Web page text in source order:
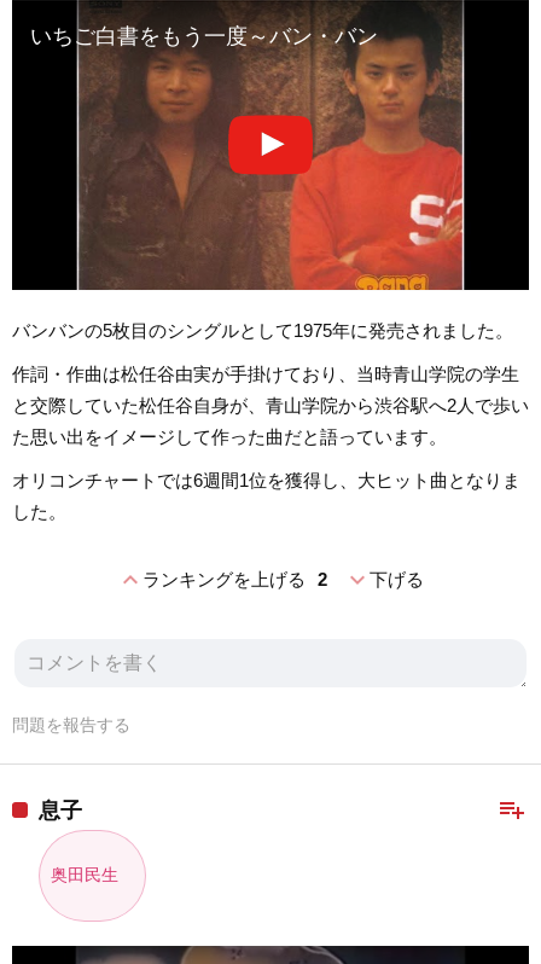
いちご白書をもう一度～バン・バン
バンバンの5枚目のシングルとして1975年に発売されました。
作詞・作曲は松任谷由実が手掛けており、当時青山学院の学生
と交際していた松任谷自身が、青山学院から渋谷駅へ2人で歩い
た思い出をイメージして作った曲だと語っています。
オリコンチャートでは6週間1位を獲得し、大ヒット曲となりま
した。
expand_lessランキングを上げる 2 expand_more下げる
問題を報告する
playlist_add
息子
奥田民生